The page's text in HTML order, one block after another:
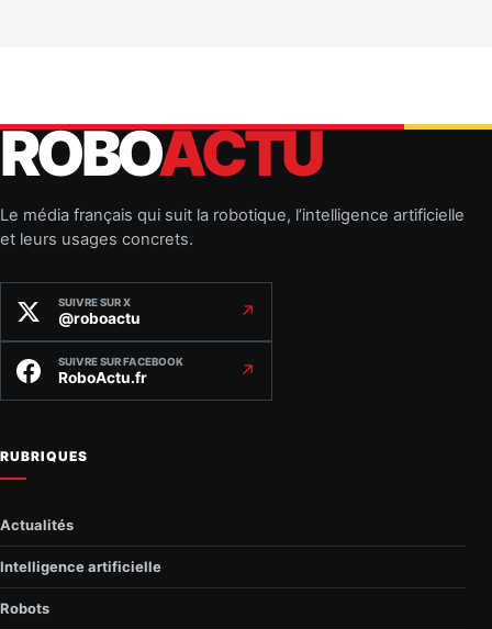
ROBOACTU
Le média français qui suit la robotique, l’intelligence artificielle
et leurs usages concrets.
SUIVRE SUR X
@roboactu ↗
SUIVRE SUR FACEBOOK
RoboActu.fr ↗
RUBRIQUES
Actualités
Intelligence artificielle
Robots